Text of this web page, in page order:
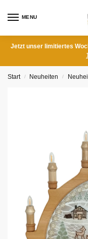
MENU
Jetzt unser limitiertes
Start / Neuheiten /